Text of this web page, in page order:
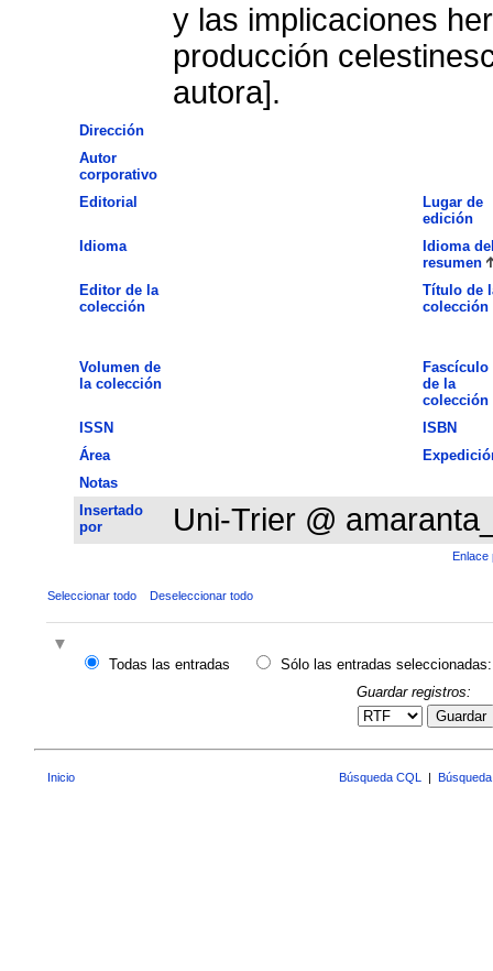
y las implicaciones
producción
autora].
Dirección
Autor
corporativo
Editorial
Lugar de
edición
Idioma
Idioma
resumen
Editor de la
colección
Título de
colección
Volumen de
la colección
Fascículo
de la
colección
ISSN
ISBN
Área
Notas
Insertado
por
Uni-Trier @
Enlace
Seleccionar todo Deseleccionar todo
Todas las entradas
Sólo las entradas seleccionadas:
Guardar registros:
Guardar
Inicio Búsqueda CQL